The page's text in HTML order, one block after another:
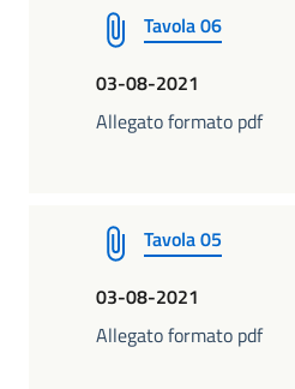
Tavola 06
03-08-2021
Allegato formato pdf
Tavola 05
03-08-2021
Allegato formato pdf